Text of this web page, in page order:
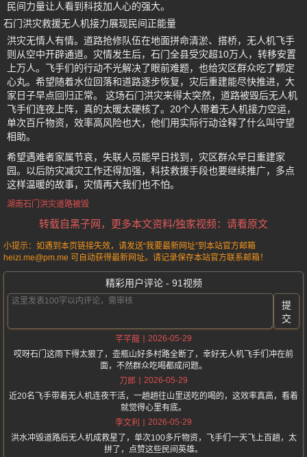
民间力量让人看到科技加人心的强大。
石门洪灾救援无人机接力展现民间正能量
洪灾无情人有情。道路抢修队伍在地面拼命清淤、搭桥，无人机飞手
则从空中开辟通道。灾情发生后，石门全县受灾超10万人，转移安置
上万人。飞手们的行动不光解决了眼前难题，也给灾区群众吃了颗定
心丸。希望随着水位回落和道路逐步恢复，灾后重建能尽快推进，大
家日子早点回归正常。 这场石门洪灾来得太突然，道路被毁后无人机
飞手们连夜上阵，真的太暖太硬核了。20个人带着无人机接力空运，
单次百斤物资，效率高风险也大，他们用实际行动诠释了什么叫守望
相助。
希望遇难者家属节哀，失联人员能早日找到，灾区群众早日重建家
园。以后防灾减灾工作还得加强，科技救援手段也要继续推广，多点
这样温暖的故事，灾情再大我们也不怕。
湖南石门洪灾道路被毁
转载自黑子网，更多本文资料/独家视频：请看原文
小提示：如遇到本页链接失效，请发送“我要最新网址”到本站官方邮箱
heizi.me@pm.me 可自动获得最新网址。请记录保存本站官方联系邮箱！
精彩用户评论 - 91视频
提
交
芊芊龍
2026-05-29
哎呀石门这雨下得太狠了，壶瓶山好多村路全断了，幸好无人机飞手们冲在前
面，不然群众吃喝都成问题。
刀郎
2026-05-29
近20名飞手带着无人机连夜干活，一趟趟往山里送吃的喝的，这效率真高，看着
就觉得心里有底。
李文利
2026-05-29
洪水冲毁道路后无人机成救星了，单次100多斤物资，飞手们一天飞上百趟，太
拼了，点赞这些民间英雄。